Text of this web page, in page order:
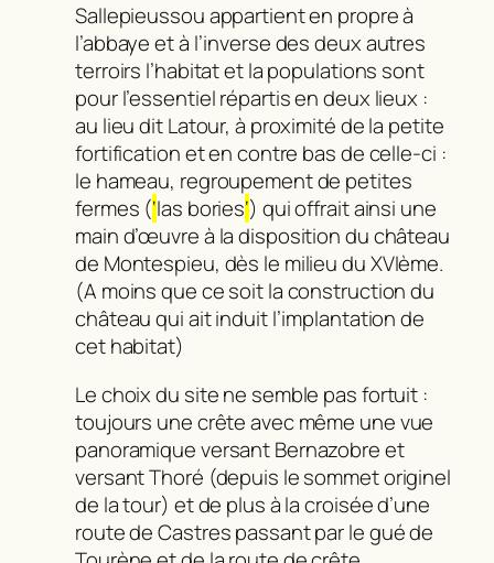
Sallepieussou appartient en propre à
l’abbaye et à l’inverse des deux autres
terroirs l’habitat et la populations sont
pour l’essentiel répartis en deux lieux :
au lieu dit Latour, à proximité de la petite
fortification et en contre bas de celle-ci :
le hameau, regroupement de petites
fermes (‘las bories‘) qui offrait ainsi une
main d’œuvre à la disposition du château
de Montespieu, dès le milieu du XVIème.
(A moins que ce soit la construction du
château qui ait induit l’implantation de
cet habitat)
Le choix du site ne semble pas fortuit :
toujours une crête avec même une vue
panoramique versant Bernazobre et
versant Thoré (depuis le sommet originel
de la tour) et de plus à la croisée d’une
route de Castres passant par le gué de